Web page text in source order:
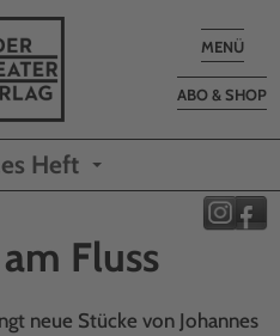
Toggle
MENÜ
ABO & SHOP
Heft
Fluss
neue Stücke von Johannes